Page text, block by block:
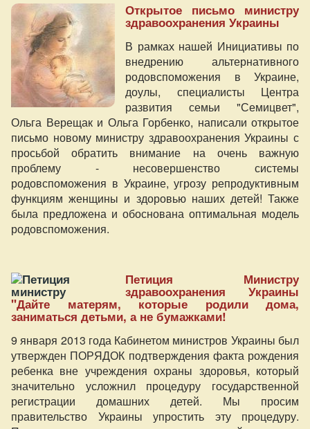
Открытое письмо министру
здравоохранения Украины
В рамках нашей Инициативы по
внедрению альтернативного
родовспоможения в Украине,
доулы, специалисты Центра
развития семьи "Семицвет",
Ольга Верещак и Ольга Горбенко, написали открытое
письмо новому министру здравоохранения Украины с
просьбой обратить внимание на очень важную
проблему - несовершенство системы
родовспоможения в Украине, угрозу репродуктивным
функциям женщины и здоровью наших детей! Также
была предложена и обоснована оптимальная модель
родовспоможения.
Петиция Министру
здравоохранения Украины
"Дайте матерям, которые родили дома,
заниматься детьми, а не бумажками!
9 января 2013 года Кабинетом министров Украины был
утвержден ПОРЯДОК подтверждения факта рождения
ребенка вне учреждения охраны здоровья, который
значительно усложнил процедуру государственной
регистрации домашних детей. Мы просим
правительство Украины упростить эту процедуру.